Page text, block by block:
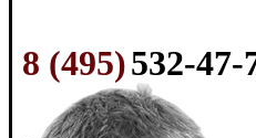
8 (495)532-47-